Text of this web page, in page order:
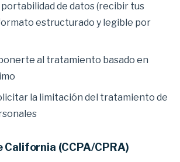
portabilidad de datos (recibir tus
estructurado y legible por
al tratamiento basado en
la limitación del tratamiento de
California (CCPA/CPRA)